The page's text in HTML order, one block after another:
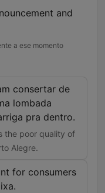
and
a ese momento
consertar de
lombada
pra dentro.
the poor quality of
Alegre.
for consumers